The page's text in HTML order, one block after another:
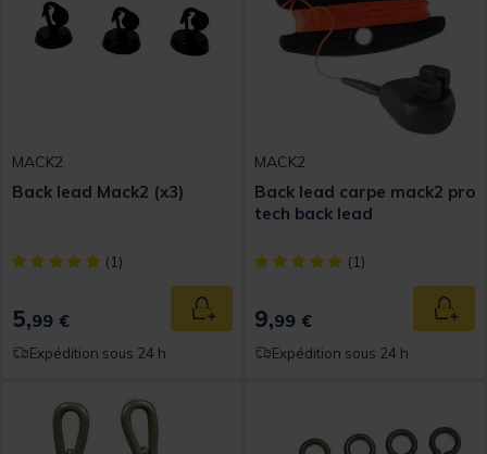
MACK2
Back lead Mack2 (x3)
[object Object] out of 5 Customer Rating
(1)
5,99 € Ajouter au panier
Expédition sous 24 h
MACK2
Back lead carpe mack2 pro
tech back lead
[object Object] out of 5
(1)
9,99 €
Expédition sous 24 h